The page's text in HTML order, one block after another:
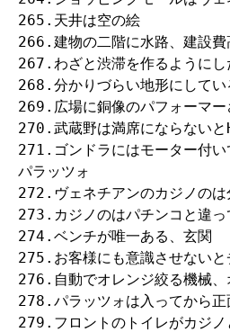
265.天井は空の絵
266.建物の二階に水路、建設費
267.わざと渋滞を作るようにし
268.分かりづらい地形にしてい
269.広場に銅像のパフォーマー
270.武蔵野は満席にならないと
271.ゴンドラにはモーター付
パラッツォ
272.ヴェネチアンのカジノのは
273.カジノのはパチンコと違っ
274.ベンチが唯一ある、玄関
275.お客様にも意識させないと
276.自動でオレンジ絞る機械
278.パラッツォは入ってから正
279.フロントのトイレがカジノ